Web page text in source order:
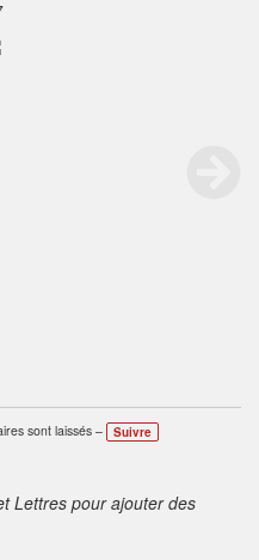
sont laissés – Suivre
Lettres pour ajouter des